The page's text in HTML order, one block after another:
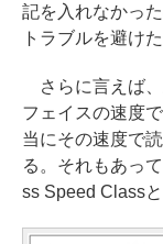
記を入れなかっ
トラブルを避け
さらに言えば、
フェイスの速度
当にその速度で
る。それもあっ
ss Speed Classと